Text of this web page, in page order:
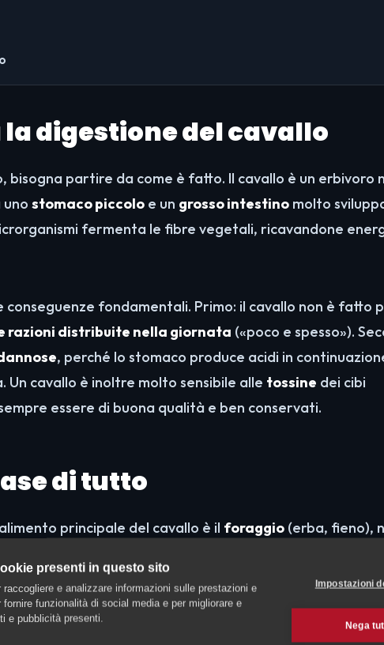
la digestione del cavallo
bisogna partire da come è fatto. Il cavallo è un erbivoro
unostomaco piccolo e un grosso intestino molto
fermenta le fibre vegetali, ricavandone
fondamentali. Primo: il cavallo non è fatto
razioni distribuite nella giornata («poco e spesso»).
, perché lo stomaco produce acidi in
Un cavallo è inoltre molto sensibile alle tossine dei cibi
essere di buona qualità e ben conservati.
di tutto
principale del cavallo è il foraggio (erba, fieno),
sotto l'1% del peso. In pratica, si considerano
: per un cavallo da 500-600 kg significa circa 8-12 kg di
presenti in questo sito
e analizzare informazioni sulle prestazioni e
funzionalità di social media e per migliorare e
e pubblicità presenti.
Impostazioni
Nega